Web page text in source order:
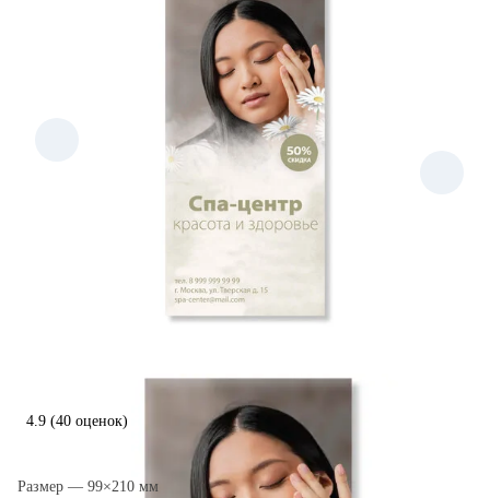
4.9 (40 оценок)
Размер — 99×210 мм